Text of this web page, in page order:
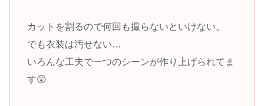
カットを割るので何回も撮らないといけない。
でも衣装は汚せない…
いろんな工夫で一つのシーンが作り上げられてま
す😲